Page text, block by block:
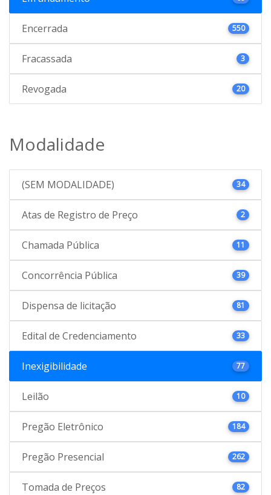
Encerrada 550
Fracassada 3
Revogada 20
Modalidade
(SEM MODALIDADE) 34
Atas de Registro de Preço 2
Chamada Pública 11
Concorrência Pública 39
Dispensa de licitação 81
Edital de Credenciamento 33
Inexigibilidade 77
Leilão 10
Pregão Eletrônico 184
Pregão Presencial 262
Tomada de Preços 82